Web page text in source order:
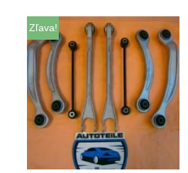
Zľava!